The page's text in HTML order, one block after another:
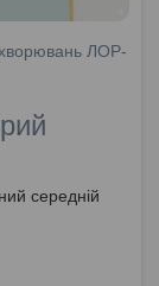
ЛОР-
середній